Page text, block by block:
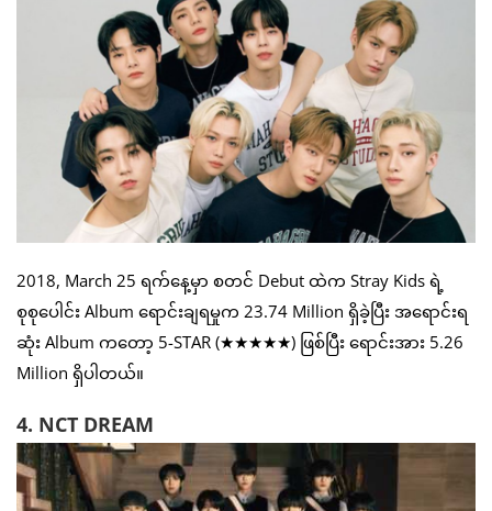
2018, March 25 ရက်နေ့မှာ စတင် Debut ထဲက Stray Kids ရဲ့
စုစုပေါင်း Album ရောင်းချရမှုက 23.74 Million ရှိခဲ့ပြီး အရောင်းရ
ဆုံး Album ကတော့ 5-STAR (★★★★★) ဖြစ်ပြီး ရောင်းအား 5.26
Million ရှိပါတယ်။
4. NCT DREAM